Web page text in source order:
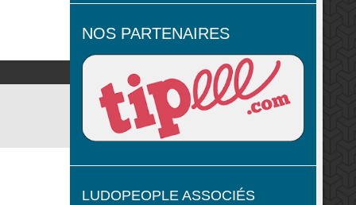
NOS PARTENAIRES
LUDOPEOPLE ASSOCIÉS